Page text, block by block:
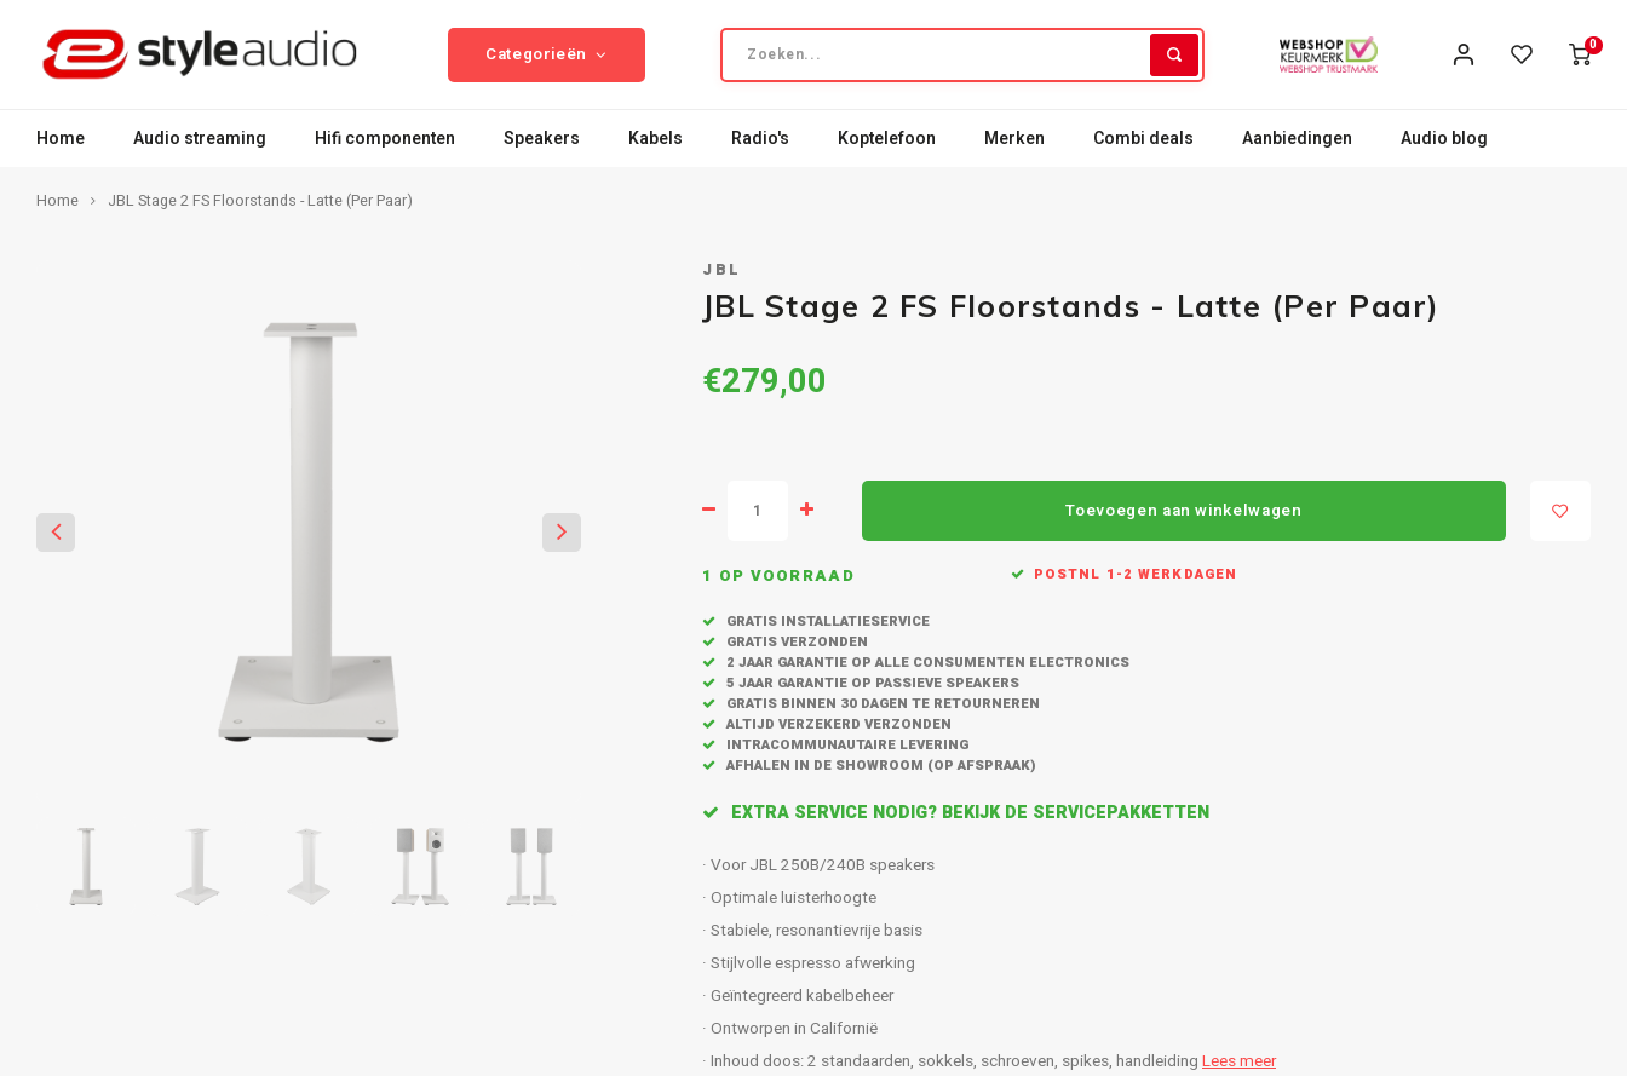
Categorieën 0
Home Audio streaming Hifi componenten Speakers Kabels Radio's Koptelefoon Merken Combi deals Aanbiedingen Audio blog
Home JBL Stage 2 FS Floorstands - Latte (Per Paar)
JBL
JBL Stage 2 FS Floorstands - Latte (Per Paar)
€279,00
Toevoegen aan winkelwagen
1 OP VOORRAAD POSTNL 1-2 WERKDAGEN
GRATIS INSTALLATIESERVICE
GRATIS VERZONDEN
2 JAAR GARANTIE OP ALLE CONSUMENTEN ELECTRONICS
5 JAAR GARANTIE OP PASSIEVE SPEAKERS
GRATIS BINNEN 30 DAGEN TE RETOURNEREN
ALTIJD VERZEKERD VERZONDEN
INTRACOMMUNAUTAIRE LEVERING
AFHALEN IN DE SHOWROOM (OP AFSPRAAK)
EXTRA SERVICE NODIG? BEKIJK DE SERVICEPAKKETTEN
· Voor JBL 250B/240B speakers
· Optimale luisterhoogte
· Stabiele, resonantievrije basis
· Stijlvolle espresso afwerking
· Geïntegreerd kabelbeheer
· Ontworpen in Californië
· Inhoud doos: 2 standaarden, sokkels, schroeven, spikes, handleiding Lees meer